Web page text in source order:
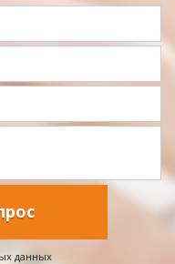
данных